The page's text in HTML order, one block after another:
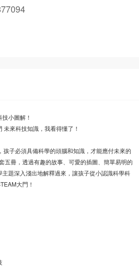
小圖解！
來科技知識，我看得懂了！
子必須具備科學的頭腦和知識，才能應付未來的
五冊，透過有趣的故事、可愛的插圖、簡單易明的
題深入淺出地解釋過來，讓孩子從小認識科學科
大門！